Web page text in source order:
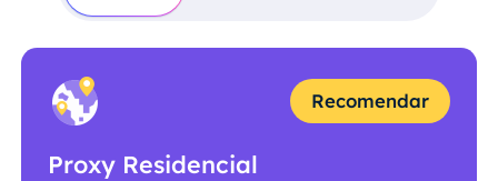
Recomendar
Proxy Residencial